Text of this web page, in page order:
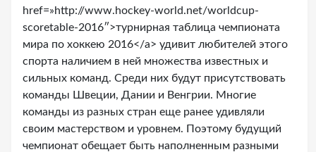
href=»http://www.hockey-world.net/worldcup-
scoretable-2016″>турнирная таблица чемпионата
мира по хоккею 2016</a> удивит любителей этого
спорта наличием в ней множества известных и
сильных команд. Среди них будут присутствовать
команды Швеции, Дании и Венгрии. Многие
команды из разных стран еще ранее удивляли
своим мастерством и уровнем. Поэтому будущий
чемпионат обещает быть наполненным разными